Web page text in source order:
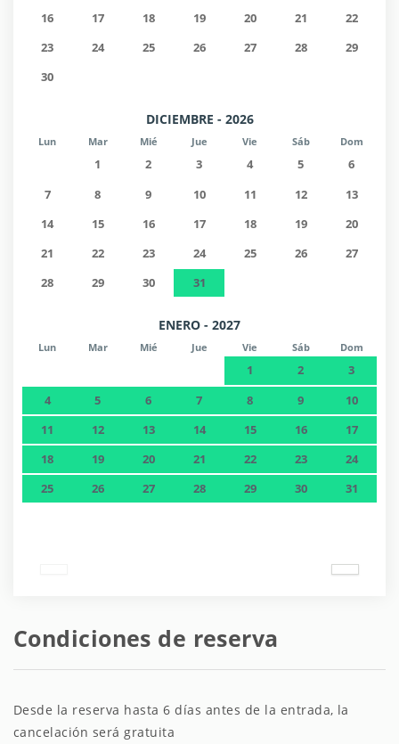
16
17 18 19 20 21
22
23
24 25 26 27 28
29
30
DICIEMBRE - 2026
Lun Mar Mié Jue Vie Sáb Dom
1 2 3 4 5
6
7
8 9 10 11 12
13
14
15 16 17 18 19
20
21
22 23 24 25 26
27
28
29 30 31
ENERO - 2027
Lun Mar Mié Jue Vie Sáb Dom
1 2
3
4
5 6 7 8 9
10
11
12 13 14 15 16
17
18
19 20 21 22 23
24
25
26 27 28 29 30 31
Condiciones de reserva
Desde la reserva hasta 6 días antes de la entrada, la
cancelación será gratuita